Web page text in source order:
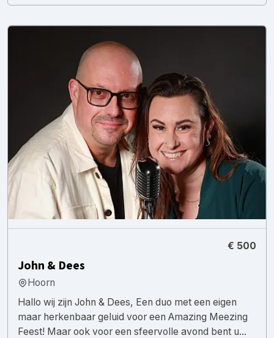
€ 500
John & Dees
Hoorn
Hallo wij zijn John & Dees, Een duo met een eigen
maar herkenbaar geluid voor een Amazing Meezing
Feest! Maar ook voor een sfeervolle avond bent u...